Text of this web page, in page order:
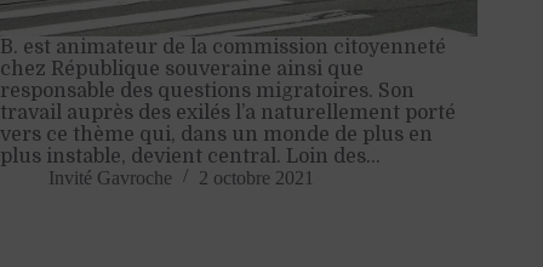
B. est animateur de la commission citoyenneté
chez République souveraine ainsi que
responsable des questions migratoires. Son
travail auprès des exilés l’a naturellement porté
vers ce thème qui, dans un monde de plus en
plus instable, devient central. Loin des…
Invité Gavroche 2 octobre 2021